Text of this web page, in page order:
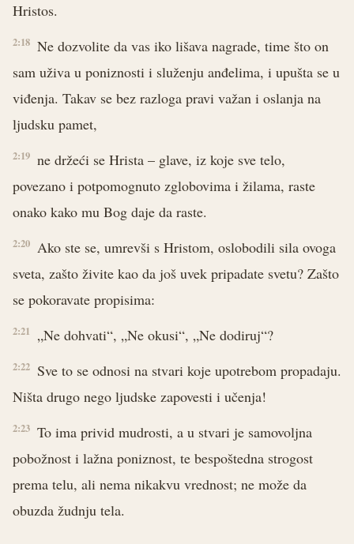
Hristos.
2:18 Ne dozvolite da vas iko lišava nagrade, time što on
sam uživa u poniznosti i služenju anđelima, i upušta se u
viđenja. Takav se bez razloga pravi važan i oslanja na
ljudsku pamet,
2:19 ne držeći se Hrista – glave, iz koje sve telo,
povezano i potpomognuto zglobovima i žilama, raste
onako kako mu Bog daje da raste.
2:20 Ako ste se, umrevši s Hristom, oslobodili sila ovoga
sveta, zašto živite kao da još uvek pripadate svetu? Zašto
se pokoravate propisima:
2:21 „Ne dohvati“, „Ne okusi“, „Ne dodiruj“?
2:22 Sve to se odnosi na stvari koje upotrebom propadaju.
Ništa drugo nego ljudske zapovesti i učenja!
2:23 To ima privid mudrosti, a u stvari je samovoljna
pobožnost i lažna poniznost, te bespoštedna strogost
prema telu, ali nema nikakvu vrednost; ne može da
obuzda žudnju tela.